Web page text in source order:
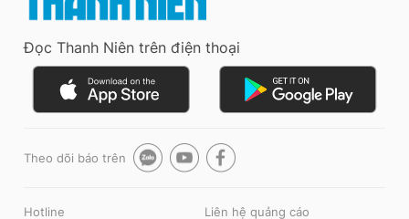
Đọc Thanh Niên trên điện thoại
Theo dõi báo trên
Hotline Liên hệ quảng cáo